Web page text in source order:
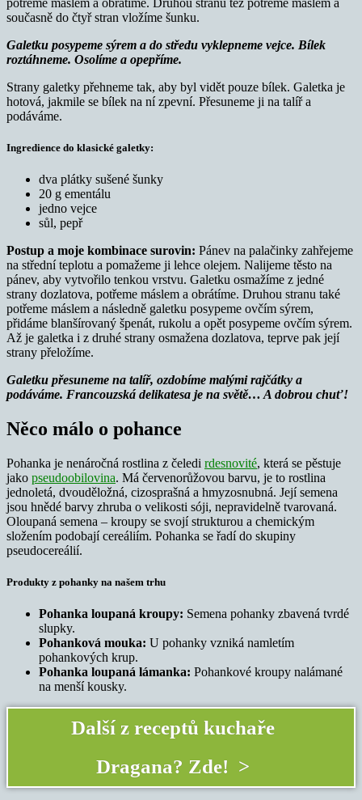
současně do čtyř stran vložíme šunku.
Galetku posypeme sýrem a do středu vyklepneme vejce. Bílek
roztáhneme. Osolíme a opepříme.
Strany galetky přehneme tak, aby byl vidět pouze bílek. Galetka je
hotová, jakmile se bílek na ní zpevní. Přesuneme ji na talíř a
podáváme.
Ingredience do klasické galetky:
dva plátky sušené šunky
20 g ementálu
jedno vejce
sůl, pepř
Postup a moje kombinace surovin: Pánev na palačinky zahřejeme
na střední teplotu a pomažeme ji lehce olejem. Nalijeme těsto na
pánev, aby vytvořilo tenkou vrstvu. Galetku osmažíme z jedné
strany dozlatova, potřeme máslem a obrátíme. Druhou stranu také
potřeme máslem a následně galetku posypeme ovčím sýrem,
přidáme blanšírovaný špenát, rukolu a opět posypeme ovčím sýrem.
Až je galetka i z druhé strany osmažena dozlatova, teprve pak její
strany přeložíme.
Galetku přesuneme na talíř, ozdobíme malými rajčátky a
podáváme. Francouzská delikatesa je na světě… A dobrou chuť!
Něco málo o pohance
Pohanka je nenáročná rostlina z čeledi rdesnovité, která se pěstuje
jako pseudoobilovina. Má červenorůžovou barvu, je to rostlina
jednoletá, dvouděložná, cizosprašná a hmyzosnubná. Její semena
jsou hnědé barvy zhruba o velikosti sóji, nepravidelně tvarovaná.
Oloupaná semena – kroupy se svojí strukturou a chemickým
složením podobají cereáliím. Pohanka se řadí do skupiny
pseudocereálií.
Produkty z pohanky na našem trhu
Pohanka loupaná kroupy: Semena pohanky zbavená tvrdé
slupky.
Pohanková mouka: U pohanky vzniká namletím
pohankových krup.
Pohanka loupaná lámanka: Pohankové kroupy nalámané
na menší kousky.
Další z receptů kuchaře
Dragana? Zde! >